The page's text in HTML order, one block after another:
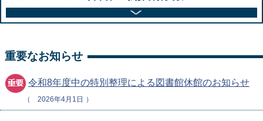
重要なお知らせ
令和8年度中の特別整理による図書館休館のお知らせ
2026年4月1日